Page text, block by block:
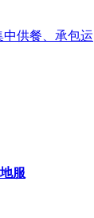
供餐、承包运
服